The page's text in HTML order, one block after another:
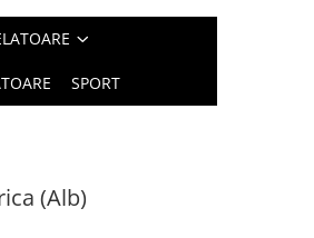
SPORT
(Alb)